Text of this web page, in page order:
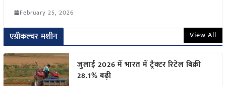
February 25, 2026
एग्रीकल्चर मशीन View All
जुलाई 2026 में भारत में ट्रैक्टर रिटेल बिक्री
28.1% बढ़ी